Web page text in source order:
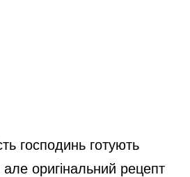
господинь готують
оригінальний рецепт